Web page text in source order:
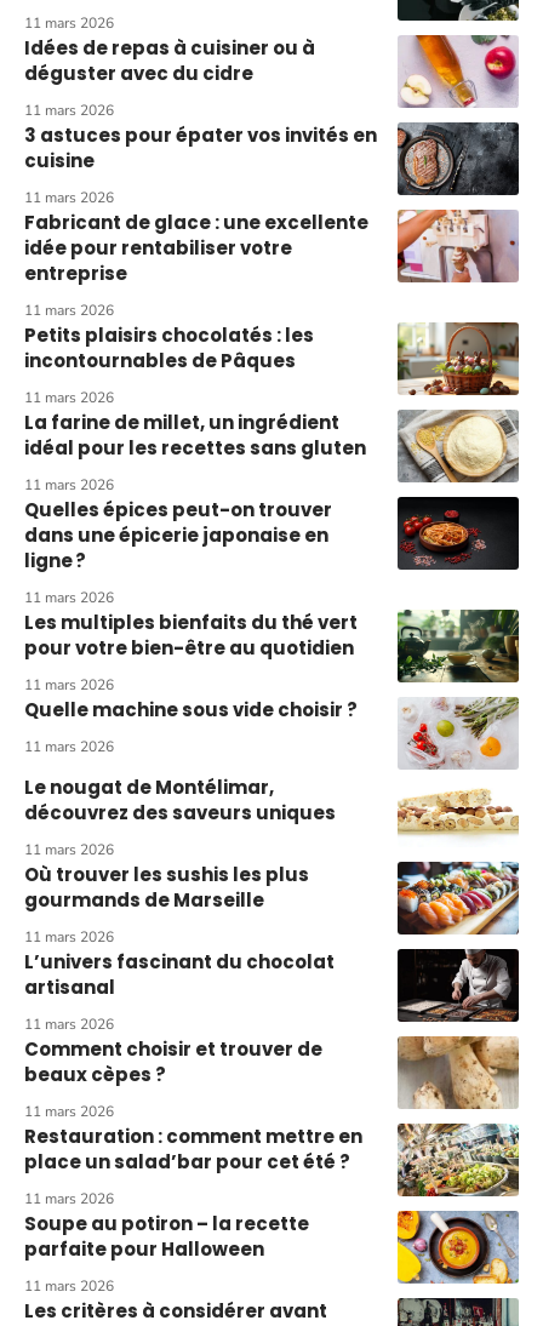
11 mars 2026
Idées de repas à cuisiner ou à
déguster avec du cidre
11 mars 2026
3 astuces pour épater vos invités en
cuisine
11 mars 2026
Fabricant de glace : une excellente
idée pour rentabiliser votre
entreprise
11 mars 2026
Petits plaisirs chocolatés : les
incontournables de Pâques
11 mars 2026
La farine de millet, un ingrédient
idéal pour les recettes sans gluten
11 mars 2026
Quelles épices peut-on trouver
dans une épicerie japonaise en
ligne ?
11 mars 2026
Les multiples bienfaits du thé vert
pour votre bien-être au quotidien
11 mars 2026
Quelle machine sous vide choisir ?
11 mars 2026
Le nougat de Montélimar,
découvrez des saveurs uniques
11 mars 2026
Où trouver les sushis les plus
gourmands de Marseille
11 mars 2026
L’univers fascinant du chocolat
artisanal
11 mars 2026
Comment choisir et trouver de
beaux cèpes ?
11 mars 2026
Restauration : comment mettre en
place un salad’bar pour cet été ?
11 mars 2026
Soupe au potiron – la recette
parfaite pour Halloween
11 mars 2026
Les critères à considérer avant